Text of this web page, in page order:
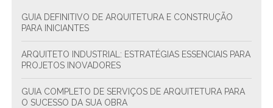
GUIA DEFINITIVO DE ARQUITETURA E CONSTRUÇÃO
PARA INICIANTES
ARQUITETO INDUSTRIAL: ESTRATÉGIAS ESSENCIAIS PARA
PROJETOS INOVADORES
GUIA COMPLETO DE SERVIÇOS DE ARQUITETURA PARA
O SUCESSO DA SUA OBRA